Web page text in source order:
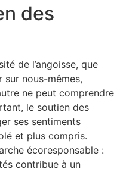
des
de l’angoisse, que
sur nous-mêmes,
ne peut comprendre
le soutien des
ses sentiments
et plus compris.
écoresponsable :
contribue à un